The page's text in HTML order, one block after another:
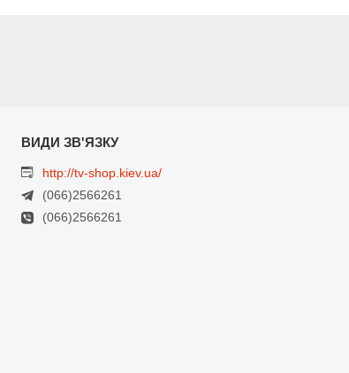
http://tv-shop.kiev.ua/
(066)2566261
(066)2566261